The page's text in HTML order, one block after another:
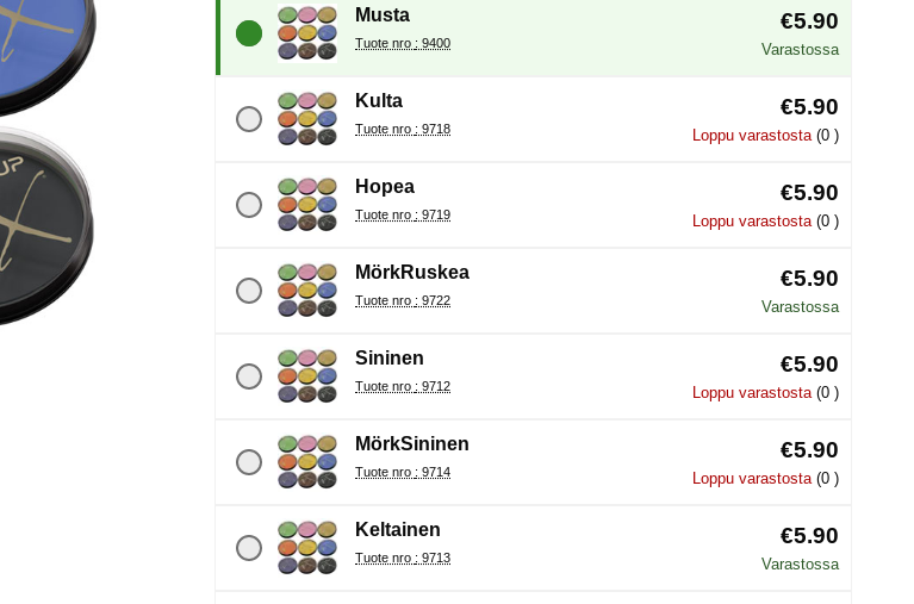
Musta
Tuote nro : 9400
€5.90
Varastossa
Kulta
Tuote nro : 9718
€5.90
Loppu varastosta (0 )
Hopea
Tuote nro : 9719
€5.90
Loppu varastosta (0 )
MörkRuskea
Tuote nro : 9722
€5.90
Varastossa
Sininen
Tuote nro : 9712
€5.90
Loppu varastosta (0 )
MörkSininen
Tuote nro : 9714
€5.90
Loppu varastosta (0 )
Keltainen
Tuote nro : 9713
€5.90
Varastossa